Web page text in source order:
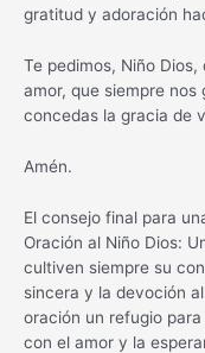
gratitud y adoración
Te pedimos, Niño
amor, que siempre nos
concedas la gracia de
Amén.
El consejo final para
Oración al Niño Dios:
cultiven siempre su
sincera y la devoción
oración un refugio
con el amor y la